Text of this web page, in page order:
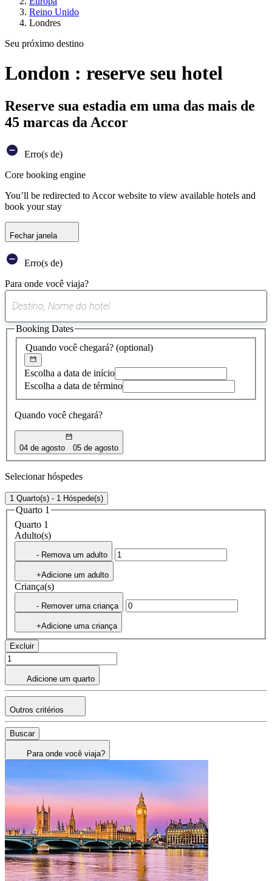
Reino Unido
Londres
Seu próximo destino
London : reserve seu hotel
Reserve sua estadia em uma das mais de
45 marcas da Accor
Erro(s de)
Core booking engine
You’ll be redirected to Accor website to view available hotels and
book your stay
Fechar janela
Erro(s de)
Para onde você viaja?
sugestão
encontrada
Quando você chegará? (optional)
Escolha a data de início
Escolha a data de término
Quando você chegará?
04 de agosto 05 de agosto
Booking Dates
Selecionar hóspedes
1 Quarto(s) - 1 Hóspede(s)
Quarto 1
Quarto 1
Adulto(s)
- Remova um adulto
+Adicione um adulto
Criança(s)
- Remover uma criança
+Adicione uma criança
Excluir
Adicione um quarto
Outros critérios
Buscar
Para onde você viaja?